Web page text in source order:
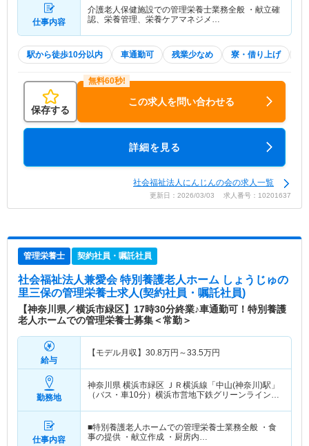
仕事内容
介護老人保健施設での管理栄養士業務全般 ・献立確
認、栄養管理、栄養ケアマネジメ…
駅から徒歩10分以内 車通勤可 残業少なめ 寮・借り上げ
保存する
この求人を問い合わせる
詳細を見る
社会福祉法人にんじんの会の求人一覧
更新日：2026/03/03 求人番号：10201637
管理栄養士 契約社員・嘱託社員
社会福祉法人兼愛会 特別養護老人ホーム しょうじゅの
里三保の管理栄養士求人(契約社員・嘱託社員)
【神奈川県／横浜市緑区】17時30分終業♪車通勤可！特別養護
老人ホームでの管理栄養士募集＜常勤＞
給与
【モデル月収】 30.8万円～33.5万円
勤務地
神奈川県 横浜市緑区 ＪＲ横浜線「中山(神奈川)駅」
（バス・車10分）横浜市営地下鉄グリーンライン
仕事内容
■特別養護老人ホームでの管理栄養士業務全般 ・食
事の提供 ・献立作成 ・厨房内…